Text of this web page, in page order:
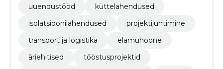
uuendustööd
küttelahendused
isolatsioonilahendused
projektijuhtimine
transport ja logistika
elamuhoone
äriehitised
tööstusprojektid